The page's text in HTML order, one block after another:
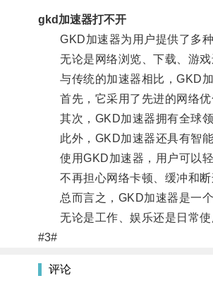
gkd加速器打不开
GKD加速器为用户提供了多种
无论是网络浏览、下载、游戏
与传统的加速器相比，GKD加
首先，它采用了先进的网络优
其次，GKD加速器拥有全球领
此外，GKD加速器还具有智能
使用GKD加速器，用户可以轻
不再担心网络卡顿、缓冲和断
总而言之，GKD加速器是一个
无论是工作、娱乐还是日常使
#3#
评论